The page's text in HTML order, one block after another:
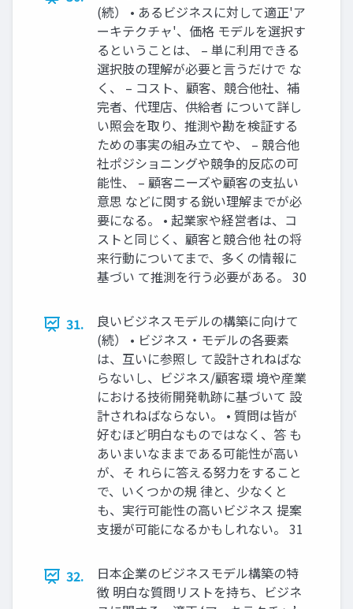
(続） • あるビジネスに対して適正'ア
ーキテクチャ'、価格 モデルを選択す
るということは、 – 単に利用できる
選択肢の理解が必要と言うだけで な
く、 – コスト、顧客、競合他社、補
完者、代理店、供給者 について詳し
い照会を取り、推測や勘を検証する
ための事実の組み立てや、 – 競合他
社ポジショニングや競争的反応の可
能性、 – 顧客ニーズや顧客の支払い
意思 などに関する鋭い理解までが必
要になる。 • 起業家や経営者は、コ
ストと同じく、顧客と競合他 社の将
来行動についてまで、多くの情報に
基づい て推測を行う必要がある。 30
31.
良いビジネスモデルの構築に向けて
(続） • ビジネス・モデルの各要素
は、互いに参照し て設計されねばな
らないし、ビジネス/顧客環 境や産業
における技術開発軌跡に基づいて 設
計されねばならない。 • 質問は皆が
好むほど明白なものではなく、答 も
あいまいなままである可能性が高い
が、そ れらに答える努力をすること
で、いくつかの規 律と、少なくと
も、実行可能性の高いビジネス 提案
支援が可能になるかもしれない。 31
32.
日本企業のビジネスモデル構築の特
徴 明白な質問リストを持ち、ビジネ